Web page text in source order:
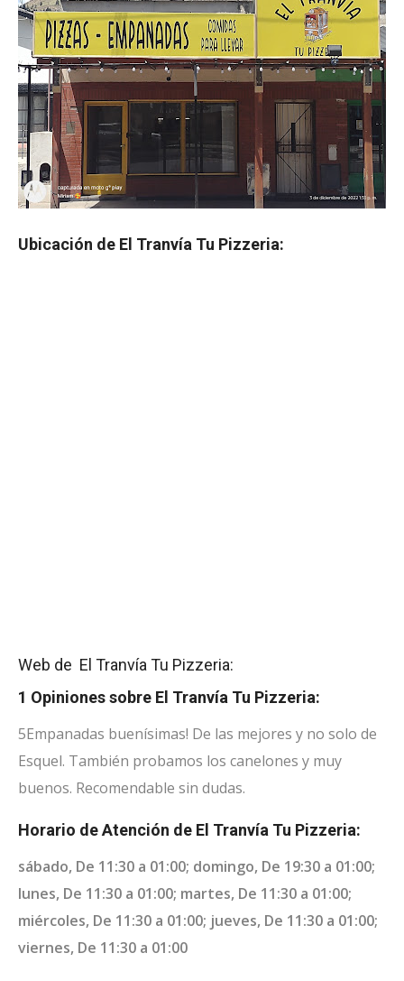
Ubicación de El Tranvía Tu Pizzeria:
Web de El Tranvía Tu Pizzeria:
1 Opiniones sobre El Tranvía Tu Pizzeria:
5Empanadas buenísimas! De las mejores y no solo de
Esquel. También probamos los canelones y muy
buenos. Recomendable sin dudas.
Horario de Atención de El Tranvía Tu Pizzeria:
sábado, De 11:30 a 01:00; domingo, De 19:30 a 01:00;
lunes, De 11:30 a 01:00; martes, De 11:30 a 01:00;
miércoles, De 11:30 a 01:00; jueves, De 11:30 a 01:00;
viernes, De 11:30 a 01:00